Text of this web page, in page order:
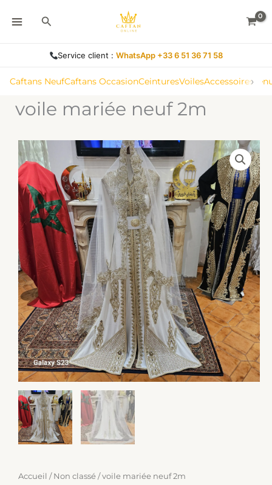
Rechercher
Service client : WhatsApp +33 6 51 36 71 58
Caftans NeufCaftans OccasionCeinturesVoilesAccessoires
›
voile mariée neuf 2m
Accueil / Non classé / voile mariée neuf 2m